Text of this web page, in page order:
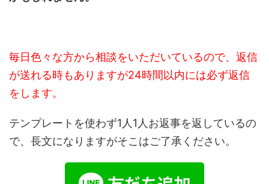
毎日色々な方から相談をいただいているので、返信
が送れる時もありますが24時間以内には必ず返信
をします。
テンプレートを使わず1人1人お返事を返しているの
で、長文になりますがそこはご了承ください。